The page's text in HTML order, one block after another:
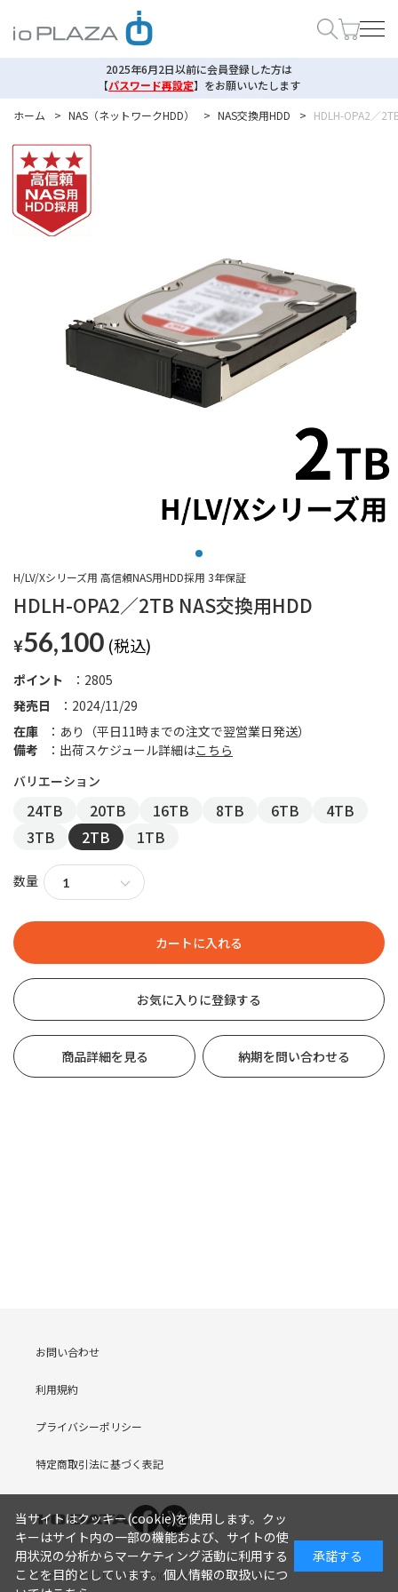
2025年6月2日以前に会員登録した方は
【パスワード再設定】 をお願いいたします
ホーム
> NAS（ネットワークHDD） > NAS交換用HDD > HDLH-OPA2／
HDLH-OPA2／2TB NAS交換用HDD
H/LV/Xシリーズ用 高信頼NAS用HDD採用 3年保証
¥56,100
発売日 2024/11/29
ポイント 2805
在庫
あり（平日11時までの注文で翌営業日発送）
備考
出荷スケジュール詳細はこちら
24TB 20TB 16TB 8TB 6TB
4TB
3TB
2TB 1TB
数量
お気に入りに登録する
商品詳細を見る 納期を問い合わせる
お問い合わせ
利用規約
プライバシーポリシー
特定商取引法に基づく表記
COPYRIGHT (C) I-O DATA DEVICE, INC. Since 2005.9.19
当サイトはクッキー(cookie)を使用します。クッ
キーはサイト内の一部の機能および、サイトの使
用状況の分析からマーケティング活動に利用する
ことを目的としています。個人情報の取扱いにつ
承諾する